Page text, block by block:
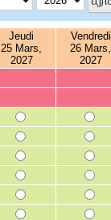
Jeudi
25 Mars,
2027
Vendredi
26 Mars,
2027